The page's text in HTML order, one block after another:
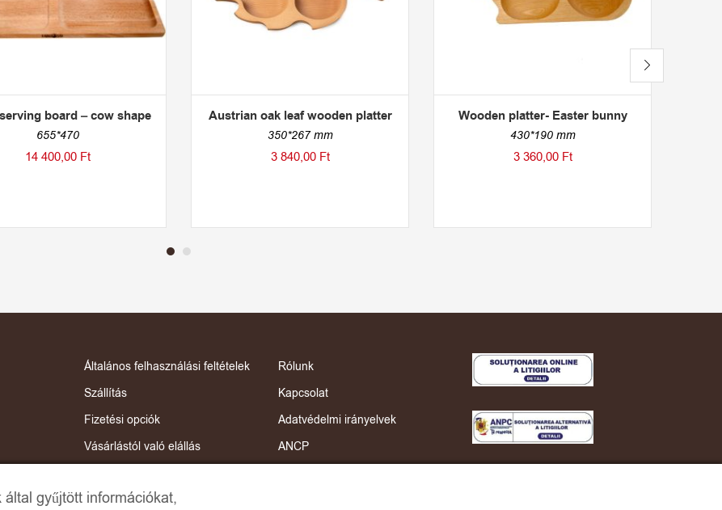
board – cow shape
655*470
14 400,00 Ft
Austrian oak leaf wooden platter
350*267 mm
3 840,00 Ft
Wooden platter- Easter bunny
430*190 mm
3 360,00 Ft
Általános felhasználási feltételek
Szállítás
Fizetési opciók
Vásárlástól való elállás
Rólunk
Kapcsolat
Adatvédelmi irányelvek
ANCP
gyűjtött információkat,